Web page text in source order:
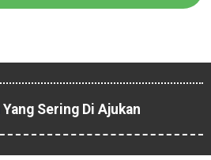
Yang Sering Di Ajukan